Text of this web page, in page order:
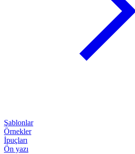
Şablonlar
Örnekler
İpuçları
Ön yazı